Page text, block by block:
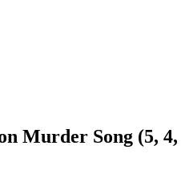
Murder Song (5, 4,